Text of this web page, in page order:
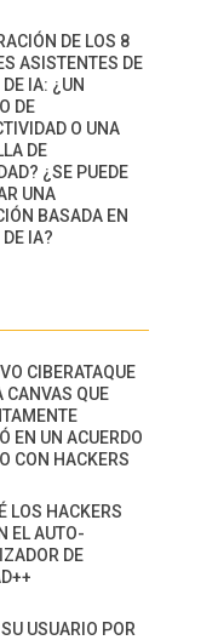
RIDÍCULAMENTE
PARA HACKEAR Y
DE LOS 8
ASISTENTES DE
IA: ¿UN
DE
O UNA
DE
¿SE PUEDE
UNA
BASADA EN
DE IA?
CIBERATAQUE
CANVAS QUE
EN UN ACUERDO
CON HACKERS
LOS HACKERS
EL AUTO-
DE
USUARIO POR